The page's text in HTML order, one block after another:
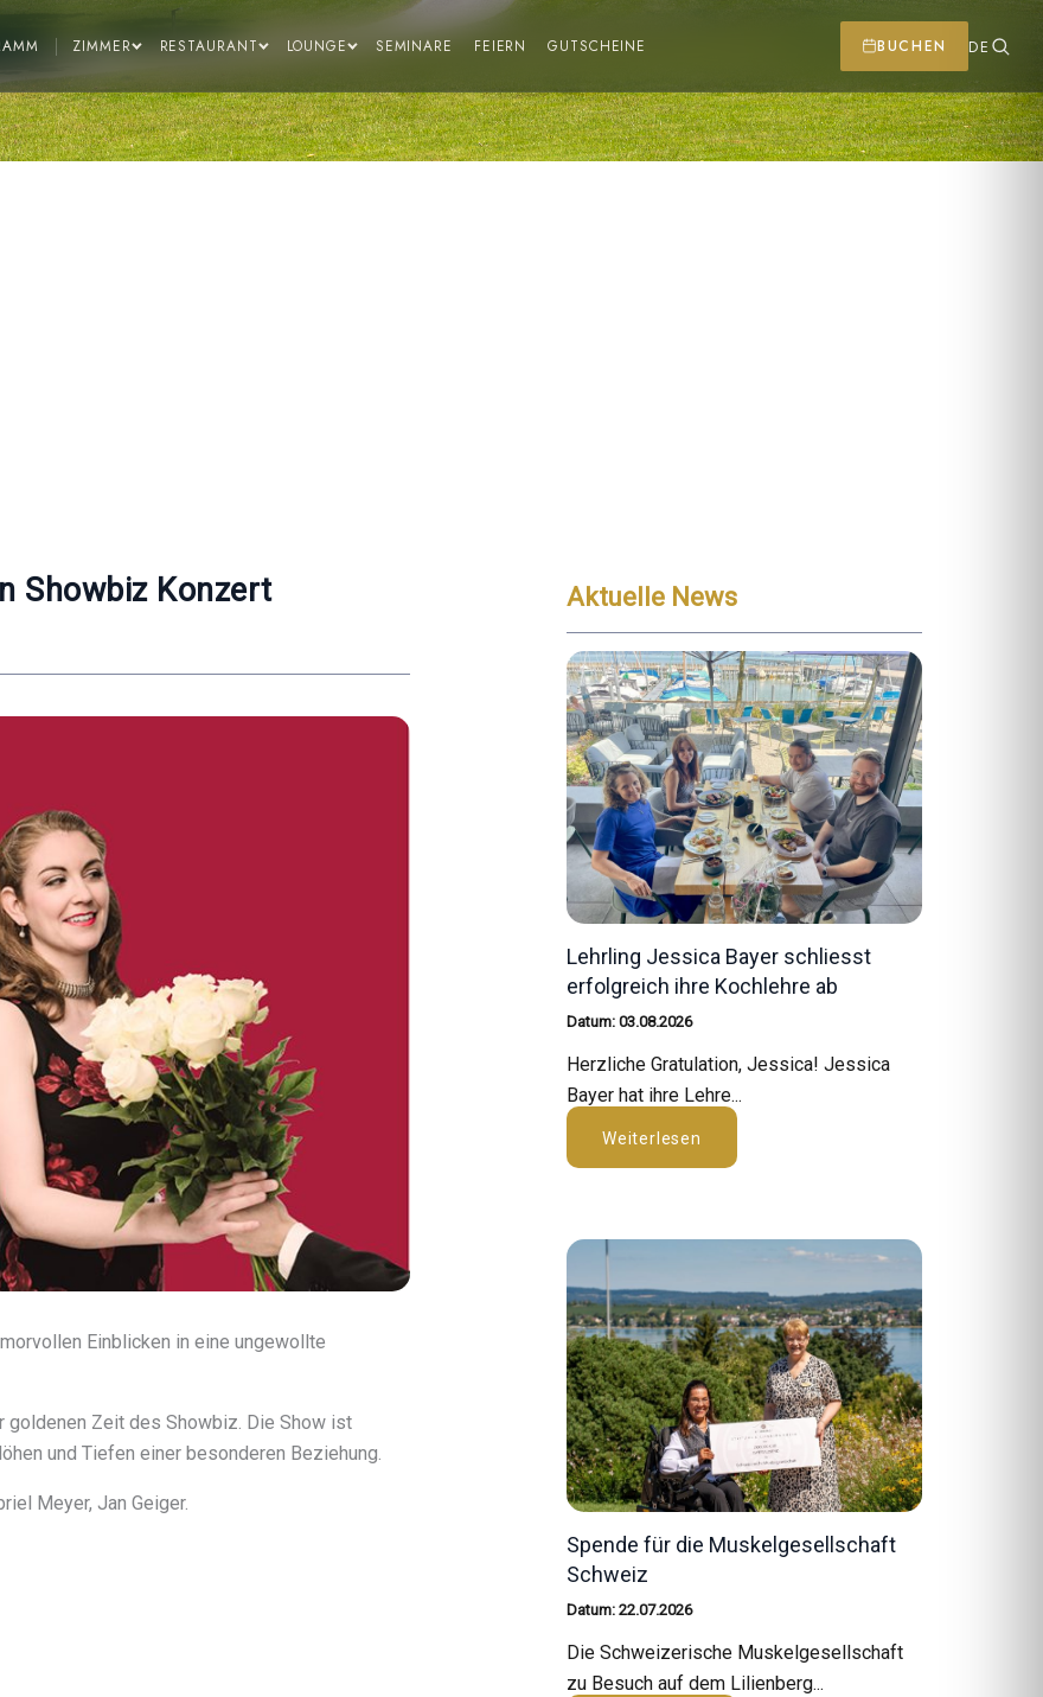
| ZIMMER RESTAURANT LOUNGE SEMINARE FEIERN GUTSCHEINE BUCHEN DE
Showbiz Konzert
Einblicken in eine ungewollte
goldenen Zeit des Showbiz. Die Show ist
und Tiefen einer besonderen Beziehung.
Meyer, Jan Geiger.
Aktuelle News
Lehrling Jessica Bayer schliesst
erfolgreich ihre Kochlehre ab
Datum: 03.08.2026
Herzliche Gratulation, Jessica! Jessica
Bayer hat ihre Lehre...
Weiterlesen
Spende für die Muskelgesellschaft
Schweiz
Datum: 22.07.2026
Die Schweizerische Muskelgesellschaft
zu Besuch auf dem Lilienberg...